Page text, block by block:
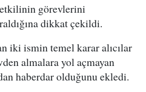
görevlerini
dikkat çekildi.
iki ismin temel karar alıcılar
almalara yol açmayan
haberdar olduğunu ekledi.